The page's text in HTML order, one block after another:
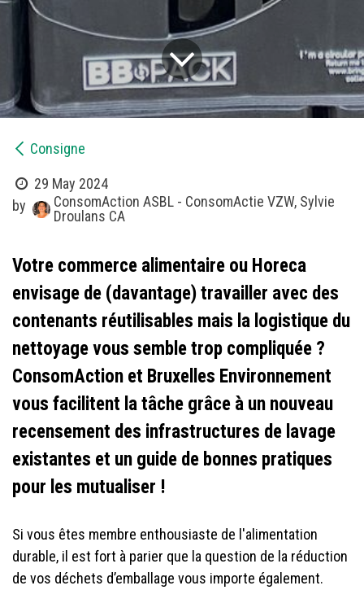
Consigne
29 May 2024
by
ConsomAction ASBL - ConsomActie VZW, Sylvie
Droulans CA
Votre commerce alimentaire ou Horeca
envisage de (davantage) travailler avec des
contenants réutilisables mais la logistique du
nettoyage vous semble trop compliquée ?
ConsomAction et Bruxelles Environnement
vous facilitent la tâche grâce à un nouveau
recensement des infrastructures de lavage
existantes et un guide de bonnes pratiques
pour les mutualiser !
Si vous êtes membre enthousiaste de l'alimentation
durable, il est fort à parier que la question de la réduction
de vos déchets d’emballage vous importe également.